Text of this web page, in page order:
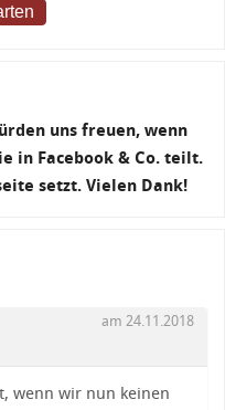
uns freuen, wenn
in Facebook & Co. teilt.
setzt. Vielen Dank!
am 24.11.2018
wenn wir nun keinen